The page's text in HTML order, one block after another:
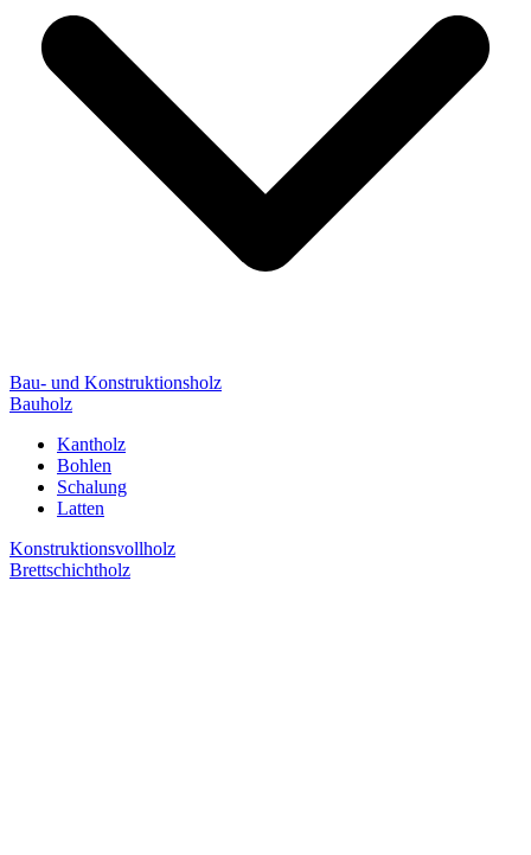
Bau- und Konstruktionsholz
Bauholz
Kantholz
Bohlen
Schalung
Latten
Konstruktionsvollholz
Brettschichtholz